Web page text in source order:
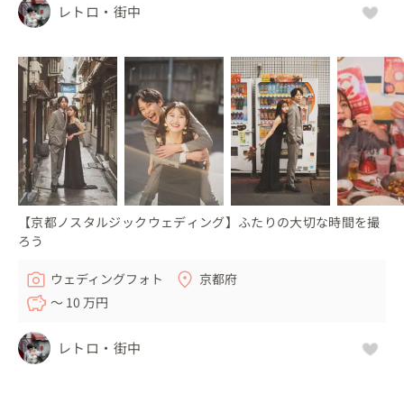
レトロ・街中
【京都ノスタルジックウェディング】ふたりの大切な時間を撮
ろう
ウェディングフォト
京都府
〜 10 万円
レトロ・街中